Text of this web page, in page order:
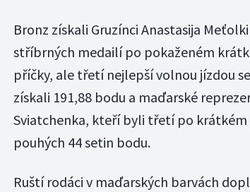
Bronz získali Gruzínci Anastasija
stříbrných medailí po pokaženém
příčky, ale třetí nejlepší volnou jízdou
získali 191,88 bodu a maďarské
Sviatchenka, kteří byli třetí po krátkém
pouhých 44 setin bodu.
Ruští rodáci v maďarských barvách